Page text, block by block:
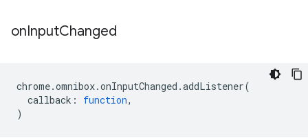
onInputChanged
chrome.omnibox.onInputChanged .addListener(
callback : function,
)